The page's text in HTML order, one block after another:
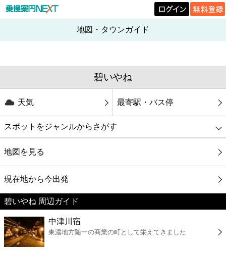
地図・タウンガイド
碧いやね
天気 最寄駅・バス停
スポットをジャンルからさがす
グルメ
映画
美容
コンビニ
地図を見る
現在地から今出発
碧いやね 周辺ガイド
中津川宿
東濃地方随一の商業の町として栄えてきました